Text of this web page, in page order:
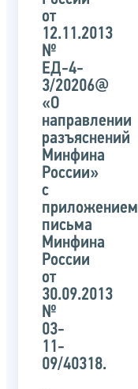
от
12.11.2013
№
ЕД-4-
3/20206@
«О
направлении
разъяснений
Минфина
России»
с
приложением
письма
Минфина
России
от
30.09.2013
№
03-
11-
09/40318.